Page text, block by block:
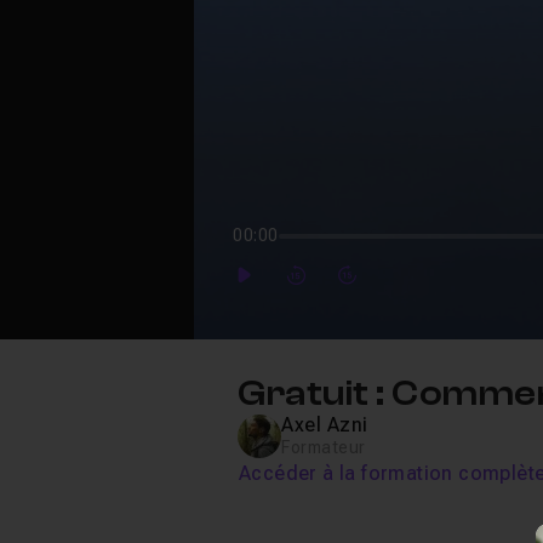
00:00
PlayForwardForward
Gratuit :
Axel Azni
Accéder à la formation